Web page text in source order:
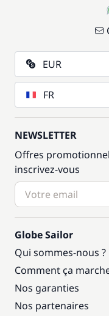
EUR
FR
NEWSLETTER
Offres
inscrivez-vous
Globe Sailor
Qui sommes-nous ?
Comment ça
Nos garanties
Nos partenaires